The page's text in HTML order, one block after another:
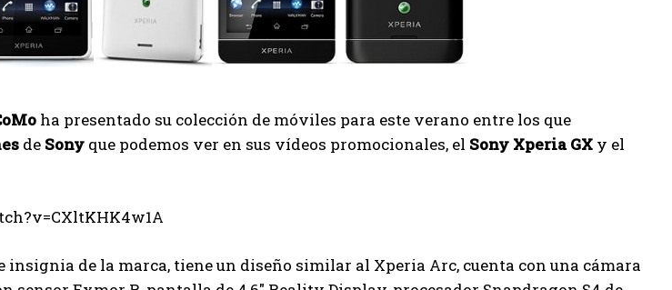
ha presentado su colección de móviles para este verano entre los que
de Sony que podemos ver en sus vídeos promocionales, el Sony Xperia GX y el
insignia de la marca, tiene un diseño similar al Xperia Arc, cuenta con una cámara